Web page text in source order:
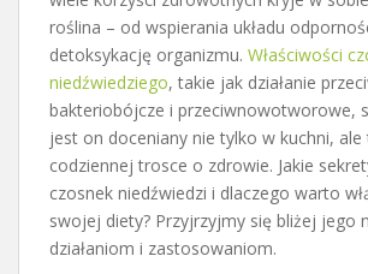
roślina – od wspierania układu
detoksykację organizmu. Właściwości
niedźwiedziego, takie jak działanie
bakteriobójcze i przeciwnowotworowe,
jest on doceniany nie tylko w kuchni, ale
codziennej trosce o zdrowie. Jakie
czosnek niedźwiedzi i dlaczego warto
swojej diety? Przyjrzyjmy się bliżej jego
działaniom i zastosowaniom.